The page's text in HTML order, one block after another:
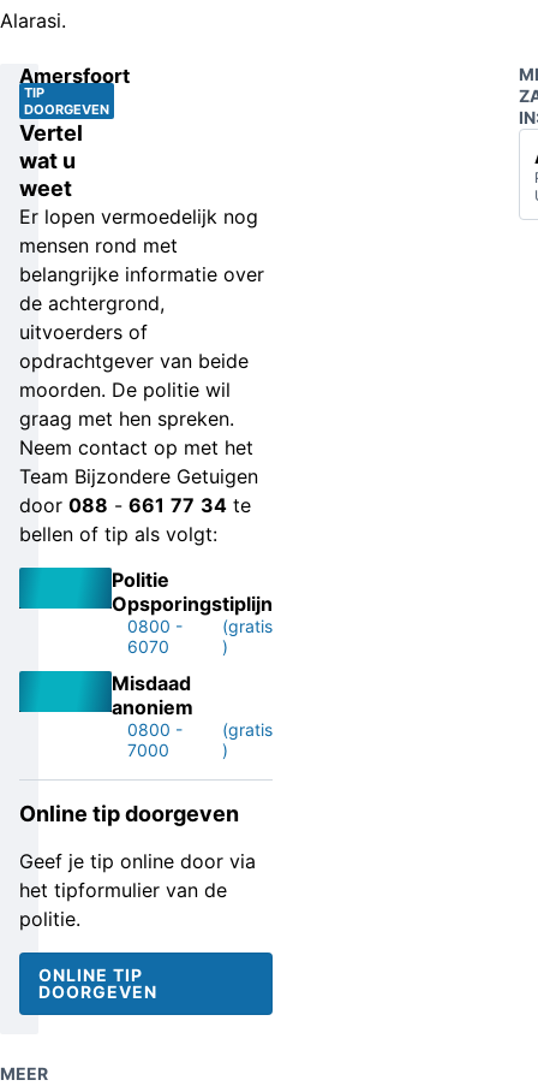
Alarasi.
TIP
DOORGEVEN
Vertel
wat u
weet
Er lopen vermoedelijk nog
mensen rond met
belangrijke informatie over
de achtergrond,
uitvoerders of
opdrachtgever van beide
moorden. De politie wil
graag met hen spreken.
Neem contact op met het
Team Bijzondere Getuigen
door 088 - 661 77 34 te
bellen of tip als volgt:
Politie
Opsporingstiplijn
0800 -
6070
(gratis
)
Misdaad
anoniem
0800 -
7000
(gratis
)
Online tip doorgeven
Geef je tip online door via
het tipformulier van de
politie.
ONLINE TIP
DOORGEVEN
Amersfoort
MEER